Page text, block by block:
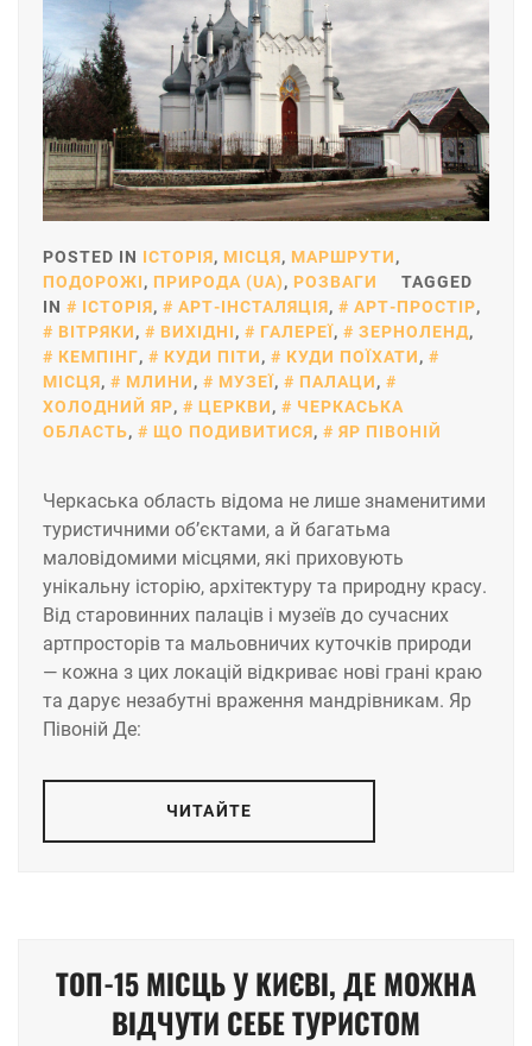
POSTED IN ІСТОРІЯ, МІСЦЯ, МАРШРУТИ,
ПОДОРОЖІ, ПРИРОДА (UA), РОЗВАГИ
TAGGED
IN
ІСТОРІЯ, АРТ-ІНСТАЛЯЦІЯ, АРТ-ПРОСТІР,
ВІТРЯКИ, ВИХІДНІ, ГАЛЕРЕЇ, ЗЕРНОЛЕНД,
КЕМПІНГ, КУДИ ПІТИ, КУДИ ПОЇХАТИ,
МІСЦЯ, МЛИНИ, МУЗЕЇ, ПАЛАЦИ,
ХОЛОДНИЙ ЯР, ЦЕРКВИ,
ЧЕРКАСЬКА
ОБЛАСТЬ, ЩО ПОДИВИТИСЯ, ЯР ПІВОНІЙ
Черкаська область відома не лише знаменитими
туристичними об’єктами, а й багатьма
маловідомими місцями, які приховують
унікальну історію, архітектуру та природну красу.
Від старовинних палаців і музеїв до сучасних
артпросторів та мальовничих куточків природи
— кожна з цих локацій відкриває нові грані краю
та дарує незабутні враження мандрівникам. Яр
Півоній Де:
ЧИТАЙТЕ
ТОП-15 МІСЦЬ У КИЄВІ, ДЕ МОЖНА
ВІДЧУТИ СЕБЕ ТУРИСТОМ